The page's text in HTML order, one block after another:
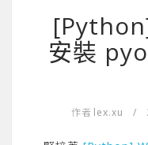
安裝
作者 lex.xu /